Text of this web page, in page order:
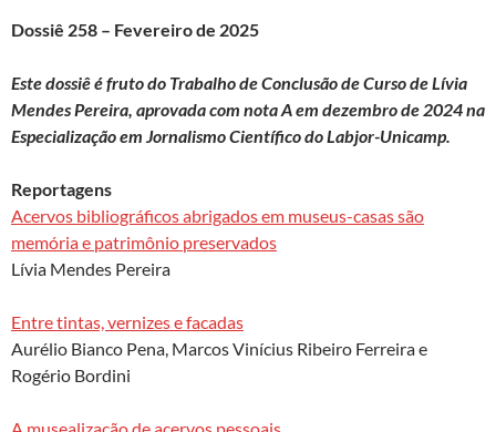
to
d
o
n
e
b
o
o
k
at
s
A
p
nt
Dossiê 258 – Fevereiro de 2025
Este dossiê é fruto do Trabalho de Conclusão de Curso de Lívia
Mendes Pereira, aprovada com nota A em dezembro de 2024 na
Especialização em Jornalismo Científico do Labjor-Unicamp.
Reportagens
Acervos bibliográficos abrigados em museus-casas são
memória e patrimônio preservados
Lívia Mendes Pereira
Entre tintas, vernizes e facadas
Aurélio Bianco Pena, Marcos Vinícius Ribeiro Ferreira e
Rogério Bordini